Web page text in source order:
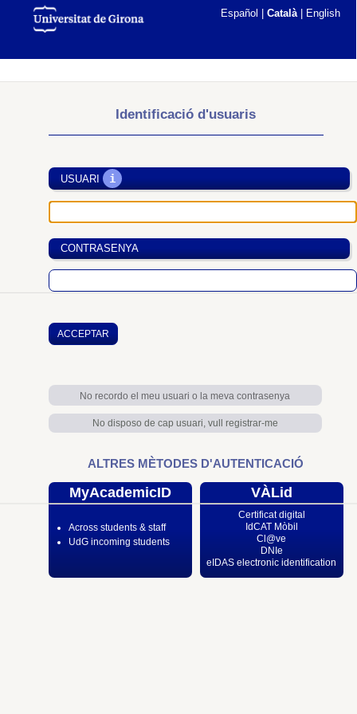
Español Català| English
Identificació d'usuaris
USUARI i
CONTRASENYA
No recordo el meu usuari o la meva contrasenya
No disposo de cap usuari, vull registrar-me
ALTRES MÈTODES D'AUTENTICACIÓ
MyAcademicID
Across students & staff
UdG incoming students
VÀLid
Certificat digital
IdCAT Mòbil
Cl@ve
DNIe
eIDAS electronic identification